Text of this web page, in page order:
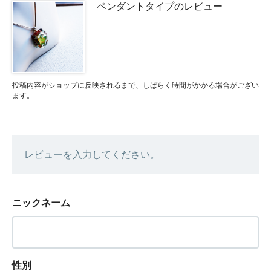
ペンダントタイプのレビュー
投稿内容がショップに反映されるまで、しばらく時間がかかる場合がござい
ます。
レビューを入力してください。
ニックネーム
性別